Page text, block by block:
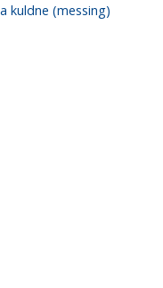
kuldne (messing)